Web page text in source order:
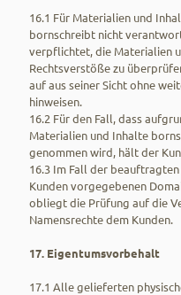
16.1 Für Materialien und
bornschreibt nicht
verpflichtet, die Materialien
Rechtsverstöße zu
auf aus seiner Sicht ohne
hinweisen.
16.2 Für den Fall, dass
Materialien und Inhalte
genommen wird, hält der
16.3 Im Fall der
Kunden vorgegebenen
obliegt die Prüfung auf die
Namensrechte dem Kunden.
17. Eigentumsvorbehalt
17.1 Alle gelieferten